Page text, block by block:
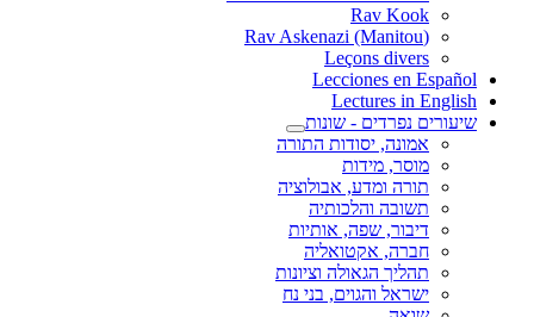
Rav Kook
(Rav Askenazi (Manitou
Leçons divers
Lecciones en Español
Lectures in English
שיעורים נפרדים - שונות
אמונה, יסודות התורה
מוסר, מידות
תורה ומדע, אבולוציה
תשובה והלכותיה
דיבור, שפה, אותיות
חברה, אקטואליה
תהליך הגאולה וציונות
ישראל והגוים, בני נח